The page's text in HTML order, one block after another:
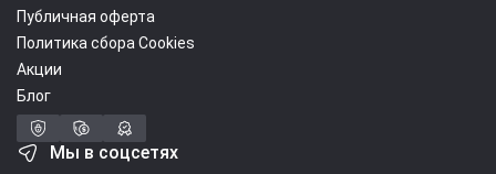
Публичная оферта
Политика сбора Cookies
Акции
Блог
Мы в соцсетях